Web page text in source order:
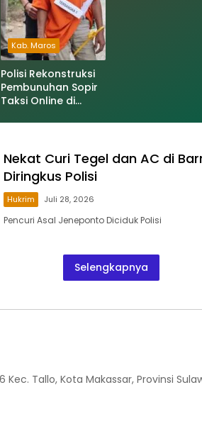
Kab. Maros
Polisi Rekonstruksi
Pembunuhan Sopir
Taksi Online di
Nekat Curi Tegel dan AC di
Diringkus Polisi
Hukrim Juli 28, 2026
Pencuri Asal Jeneponto Diciduk Polisi
Selengkapnya
Kec. Tallo, Kota Makassar, Provinsi